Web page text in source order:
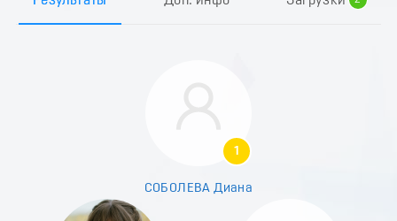
1
СОБОЛЕВА Диана